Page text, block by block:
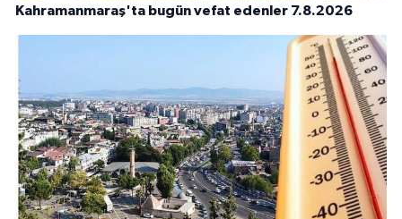
Kahramanmaraş'ta bugün vefat edenler 7.8.2026